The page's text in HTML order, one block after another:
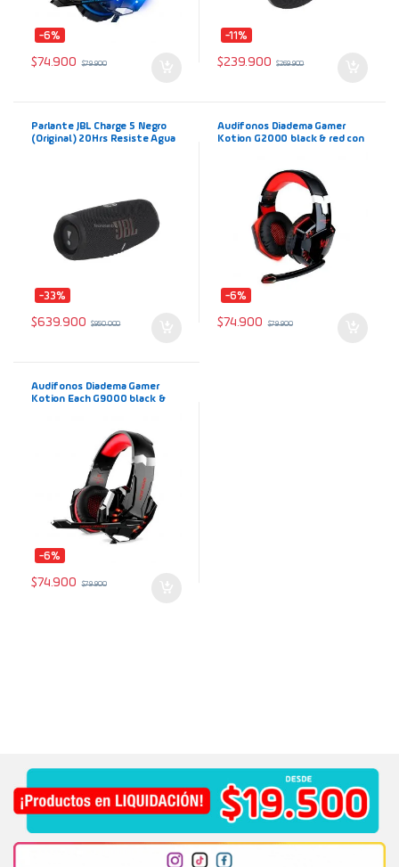
-6%
$74.900 $79.900
-11%
$239.900 $269.900
Parlante JBL Charge 5 Negro
(Original) 20Hrs Resiste Agua
-33%
$639.900 $950.000
Audífonos Diadema Gamer
Kotion G2000 black & red con
-6%
$74.900 $79.900
Audífonos Diadema Gamer
Kotion Each G9000 black &
-6%
$74.900 $79.900